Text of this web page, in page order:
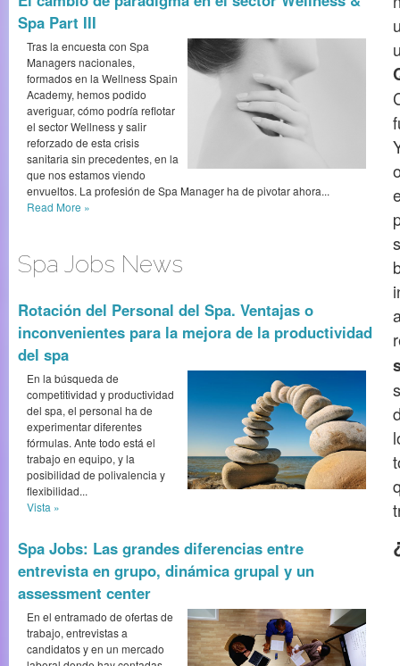
Spa Part III
Tras la encuesta con Spa
Managers nacionales,
formados en la Wellness Spain
Academy, hemos podido
averiguar, cómo podría reflotar
el sector Wellness y salir
reforzado de esta crisis
sanitaria sin precedentes, en la
que nos estamos viendo
envueltos. La profesión de Spa Manager ha de pivotar ahora...
Read More »
Spa Jobs News
Rotación del Personal del Spa. Ventajas o
inconvenientes para la mejora de la productividad
del spa
En la búsqueda de
competitividad y productividad
del spa, el personal ha de
experimentar diferentes
fórmulas. Ante todo está el
trabajo en equipo, y la
posibilidad de polivalencia y
flexibilidad...
Vista »
Spa Jobs: Las grandes diferencias entre
entrevista en grupo, dinámica grupal y un
assessment center
En el entramado de ofertas de
trabajo, entrevistas a
candidatos y en un mercado